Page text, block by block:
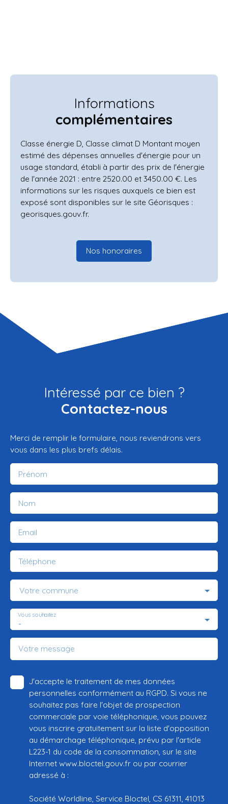
Informations
complémentaires
Classe énergie D, Classe climat D Montant moyen
estimé des dépenses annuelles d'énergie pour un
usage standard, établi à partir des prix de l'énergie
de l'année 2021 : entre 2520.00 et 3450.00 €. Les
informations sur les risques auxquels ce bien est
exposé sont disponibles sur le site Géorisques :
georisques.gouv.fr.
Nos honoraires
Intéressé par ce bien ?
Contactez-nous
Merci de remplir le formulaire, nous reviendrons vers
vous dans les plus brefs délais.
Prénom
Nom
Email
Téléphone
Votre commune
-
Vous souhaitez
Votre message
J'accepte le traitement de mes données
personnelles conformément au RGPD. Si vous ne
souhaitez pas faire l'objet de prospection
commerciale par voie téléphonique, vous pouvez
vous inscrire gratuitement sur la liste d'opposition
au démarchage téléphonique, prévu par l'article
L223-1 du code de la consommation, sur le site
Internet www.bloctel.gouv.fr ou par courrier
adressé à :
Société Worldline, Service Bloctel, CS 61311, 41013